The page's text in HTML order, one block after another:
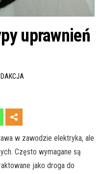
uprawnień
w zawodzie elektryka, ale
Często wymagane są
jako droga do